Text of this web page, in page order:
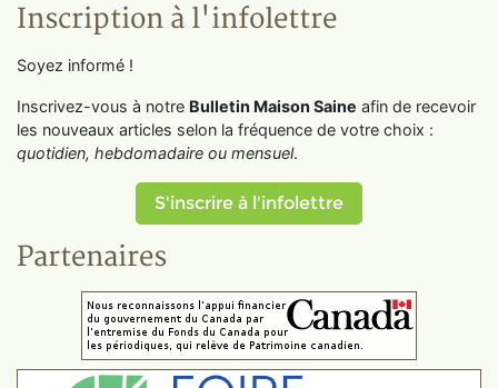
Inscription à l'infolettre
Soyez informé !
Inscrivez-vous à notre Bulletin Maison Saine afin de recevoir
les nouveaux articles selon la fréquence de votre choix :
quotidien, hebdomadaire ou mensuel.
S'inscrire à l'infolettre
Partenaires